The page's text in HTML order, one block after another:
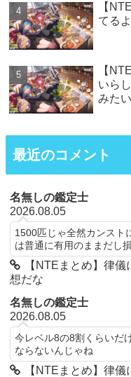
【
てる
【
いら
みた
最近のコメント
名無しの鑑定士
2026.08.05
1500匹じゃ全然カンスト
は普通に有用のままだし
【NTEまとめ】律
想だな
名無しの鑑定士
2026.08.05
今レベル8の8割くらいだ
ならないんじゃね
【NTEまとめ】律